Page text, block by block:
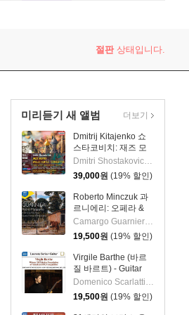
절판상태입니다.
미리듣기 새 앨범
Dmitrij Kitajenko 쇼
스타코비치: 재즈 모
음곡, 발레 모음곡, 협
주곡들
(Shostakovich: Jazz
Suite; Ballet Suites;
Concertos)
Dmitri Shostakovich 작곡 외 6명
39,000원 (19% 할인)
Roberto Minczuk 과
르니에리: 오페라 &
관현악 작품집
(Guarnieri: Pedro
Malazarte)
Camargo Guarnieri 작곡 외 2명
19,500원 (19% 할인)
Virgile Barthe (바르
질 바르트) - Guitar
Recital (기타 리사이
틀)
Domenico Scarlatti 작곡 외 5명
19,500원 (19% 할인)
더보기